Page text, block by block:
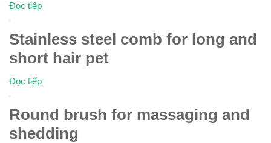
Đọc tiếp
Stainless steel comb for long and
short hair pet
Đọc tiếp
Round brush for massaging and
shedding